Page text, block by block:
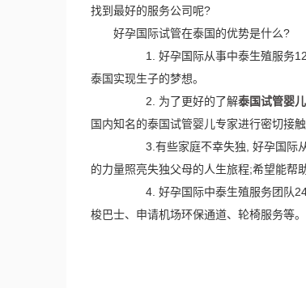
找到最好的服务公司呢?
好孕国际试管在泰国的优势是什么?
1. 好孕国际从事中泰生殖服务12
泰国实现生子的梦想。
2. 为了更好的了解泰国试管婴儿
国内知名的泰国试管婴儿专家进行密切接
3.有些家庭不幸失独, 好孕国际从
的力量照亮失独父母的人生旅程;希望能帮
4. 好孕国际中泰生殖服务团队24小
梭巴士、申请机场环保通道、轮椅服务等。